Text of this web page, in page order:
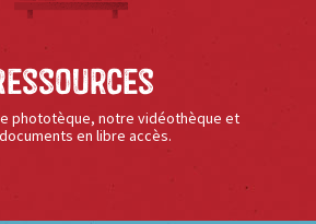
phototèque, notre vidéothèque et
en libre accès.